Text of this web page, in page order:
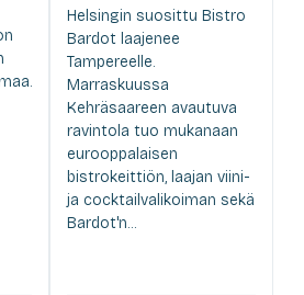
Helsingin suosittu Bistro
Bardot laajenee
Tampereelle.
Marraskuussa
Kehräsaareen avautuva
ravintola tuo mukanaan
eurooppalaisen
bistrokeittiön, laajan viini-
ja cocktailvalikoiman sekä
Bardot'n...